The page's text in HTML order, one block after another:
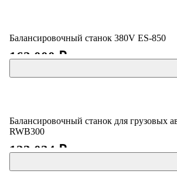
Балансировочный станок 380V ES-850
162 000 ₽
Балансировочный станок для грузовых
RWB300
123 034 ₽